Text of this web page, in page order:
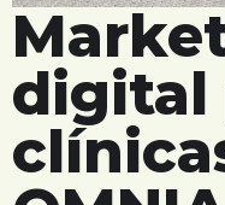
digital